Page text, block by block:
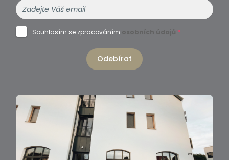
Souhlasím se zpracováním osobních údajů *
Odebírat